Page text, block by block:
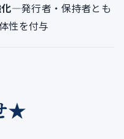
―発行者・保持者とも
性を付与
★